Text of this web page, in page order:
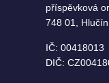
příspěvková
748 01, Hlučín
IČ: 00418013
DIČ: